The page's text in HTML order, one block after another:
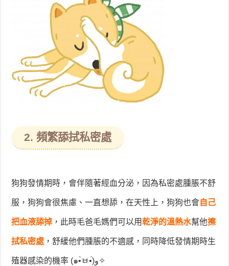
2. 頻繁舔拭私密處
狗狗發情期時，會伴隨著經血分泌，因為私密處腫脹不舒
服，狗狗會很焦慮、一直想舔，在天性上，狗狗也會自己
把血液舔掉 ，此時毛爸毛媽們可以用乾淨的溫熱水幫他擦
拭私密處 ，舒緩他們腫脹的不適感，同時降低發情期時生
殖器感染的機率 (๑•̀ㅂ•́)و✧